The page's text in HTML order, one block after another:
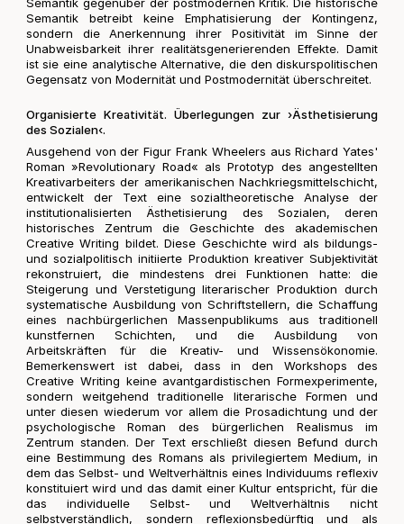
Semantik betreibt keine Emphatisierung der Kontingenz,
sondern die Anerkennung ihrer Positivität im Sinne der
Unabweisbarkeit ihrer realitätsgenerierenden Effekte. Damit
ist sie eine analytische Alternative, die den diskurspolitischen
Gegensatz von Modernität und Postmodernität überschreitet.
Organisierte Kreativität. Überlegungen zur ›Ästhetisierung
des Sozialen‹.
Ausgehend von der Figur Frank Wheelers aus Richard Yates'
Roman »Revolutionary Road« als Prototyp des angestellten
Kreativarbeiters der amerikanischen Nachkriegsmittelschicht,
entwickelt der Text eine sozialtheoretische Analyse der
institutionalisierten Ästhetisierung des Sozialen, deren
historisches Zentrum die Geschichte des akademischen
Creative Writing bildet. Diese Geschichte wird als bildungs-
und sozialpolitisch initiierte Produktion kreativer Subjektivität
rekonstruiert, die mindestens drei Funktionen hatte: die
Steigerung und Verstetigung literarischer Produktion durch
systematische Ausbildung von Schriftstellern, die Schaffung
eines nachbürgerlichen Massenpublikums aus traditionell
kunstfernen Schichten, und die Ausbildung von
Arbeitskräften für die Kreativ- und Wissensökonomie.
Bemerkenswert ist dabei, dass in den Workshops des
Creative Writing keine avantgardistischen Formexperimente,
sondern weitgehend traditionelle literarische Formen und
unter diesen wiederum vor allem die Prosadichtung und der
psychologische Roman des bürgerlichen Realismus im
Zentrum standen. Der Text erschließt diesen Befund durch
eine Bestimmung des Romans als privilegiertem Medium, in
dem das Selbst- und Weltverhältnis eines Individuums reflexiv
konstituiert wird und das damit einer Kultur entspricht, für die
das individuelle Selbst- und Weltverhältnis nicht
selbstverständlich, sondern reflexionsbedürftig und als